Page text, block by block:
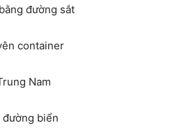
đường sắt
container
Nam
đường biển